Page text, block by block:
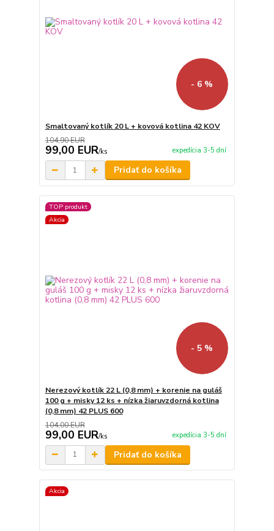
- 6 %
Smaltovaný kotlík 20 L + kovová kotlina 42 KOV
104,90 EUR
99,00 EUR/ks expedícia 3-5 dní
Pridať do košíka
TOP produkt
Akcia
- 5 %
Nerezový kotlík 22 L (0,8 mm) + korenie na guláš
100 g + misky 12 ks + nízka žiaruvzdorná kotlina
(0,8 mm) 42 PLUS 600
104,00 EUR
99,00 EUR/ks expedícia 3-5 dní
Pridať do košíka
Akcia